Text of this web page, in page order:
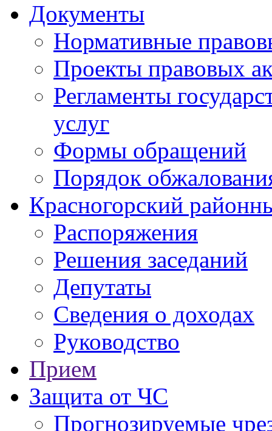
Документы
Нормативные
Проекты правовых
Регламенты
услуг
Формы обращений
Порядок
Красногорский
Распоряжения
Решения заседаний
Депутаты
Сведения о доходах
Руководство
Прием
Защита от ЧС
Прогнозируемые